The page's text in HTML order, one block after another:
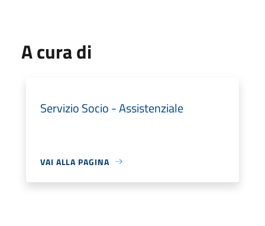
A cura di
Servizio Socio - Assistenziale
VAI ALLA PAGINA